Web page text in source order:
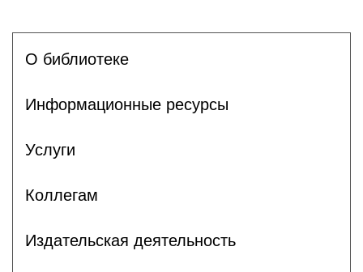
О библиотеке
Информационные ресурсы
Услуги
Коллегам
Издательская деятельность